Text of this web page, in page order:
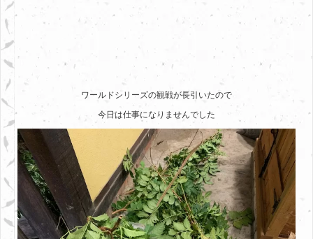
ワールドシリーズの観戦が長引いたので
今日は仕事になりませんでした